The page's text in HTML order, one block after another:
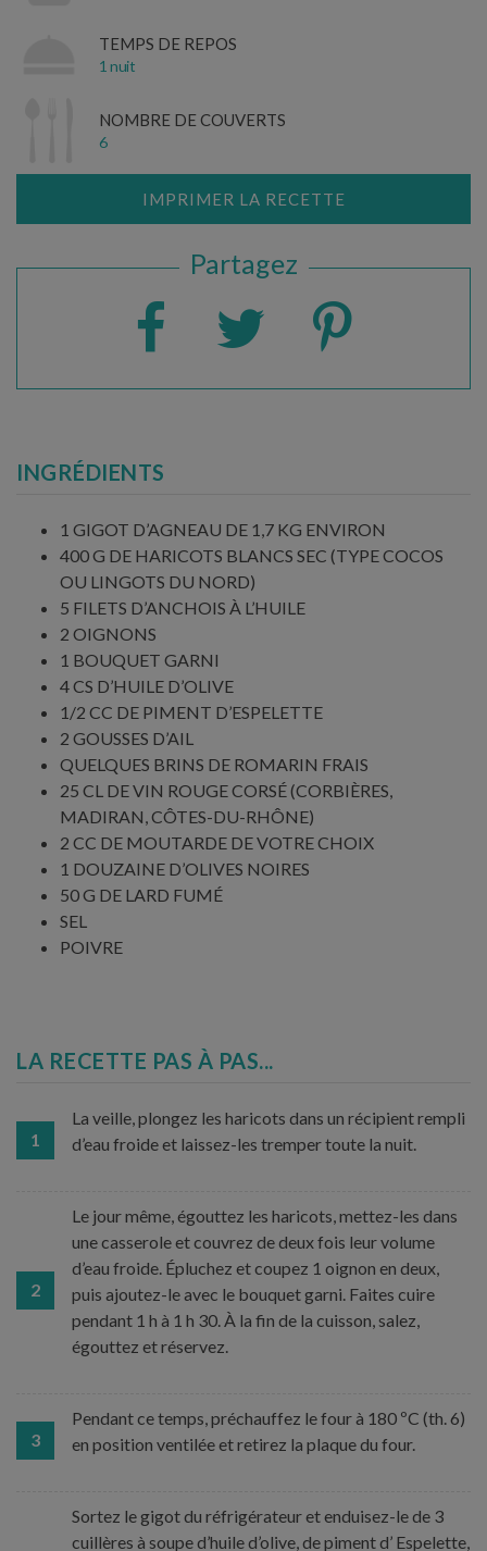
TEMPS DE REPOS
1 nuit
NOMBRE DE COUVERTS
6
IMPRIMER LA RECETTE
Partagez
INGRÉDIENTS
1 GIGOT D’AGNEAU DE 1,7 KG ENVIRON
400 G DE HARICOTS BLANCS SEC (TYPE COCOS
OU LINGOTS DU NORD)
5 FILETS D’ANCHOIS À L’HUILE
2 OIGNONS
1 BOUQUET GARNI
4 CS D’HUILE D’OLIVE
1/2 CC DE PIMENT D’ESPELETTE
2 GOUSSES D’AIL
QUELQUES BRINS DE ROMARIN FRAIS
25 CL DE VIN ROUGE CORSÉ (CORBIÈRES,
MADIRAN, CÔTES-DU-RHÔNE)
2 CC DE MOUTARDE DE VOTRE CHOIX
1 DOUZAINE D’OLIVES NOIRES
50 G DE LARD FUMÉ
SEL
POIVRE
LA RECETTE PAS À PAS...
1
La veille, plongez les haricots dans un récipient rempli
d’eau froide et laissez-les tremper toute la nuit.
2
Le jour même, égouttez les haricots, mettez-les dans
une casserole et couvrez de deux fois leur volume
d’eau froide. Épluchez et coupez 1 oignon en deux,
puis ajoutez-le avec le bouquet garni. Faites cuire
pendant 1 h à 1 h 30. À la fin de la cuisson, salez,
égouttez et réservez.
3
Pendant ce temps, préchauffez le four à 180 ºC (th. 6)
en position ventilée et retirez la plaque du four.
Sortez le gigot du réfrigérateur et enduisez-le de 3
cuillères à soupe d’huile d’olive, de piment d’ Espelette,